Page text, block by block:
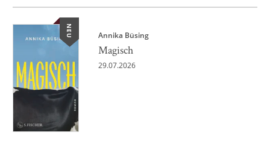
NEU Annika Büsing
Magisch
29.07.2026